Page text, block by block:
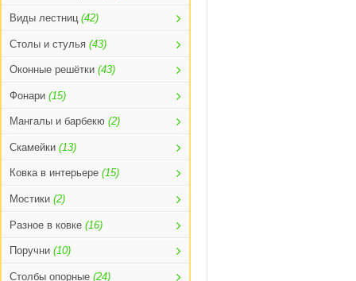
Виды лестниц (42)
Столы и стулья (43)
Оконные решётки (43)
Фонари (15)
Мангалы и барбекю (2)
Скамейки (13)
Ковка в интерьере (15)
Мостики (2)
Разное в ковке (16)
Поручни (10)
Столбы опорные (24)